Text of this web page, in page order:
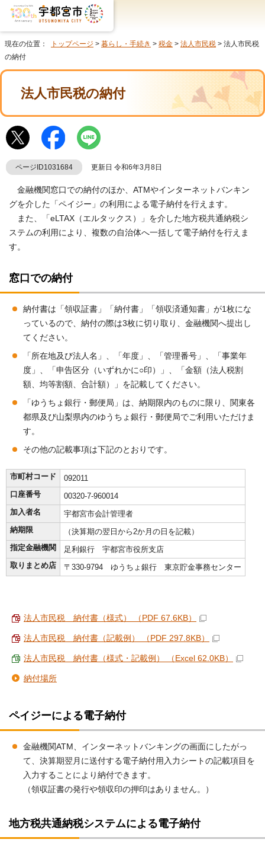
現在の位置： トップページ > 暮らし・手続き > 税金 > 法人市民税 > 法人市民税
の納付
法人市民税の納付
ページID1031684 更新日 令和6年3月8日
金融機関窓口での納付のほか、ATMやインターネットバンキン
グを介した「ペイジー」の利用による電子納付を行えます。
また、「eLTAX（エルタックス）」を介した地方税共通納税シ
ステムの利用により、複数の自治体へ一括して電子納付を行えま
す。
窓口での納付
納付書は「領収証書」「納付書」「領収済通知書」が1枚にな
っているので、納付の際は3枚に切り取り、金融機関へ提出し
てください。
「所在地及び法人名」、「年度」、「管理番号」、「事業年
度」、「申告区分（いずれかに○印）」、「金額（法人税割
額、均等割額、合計額）」を記載してください。
「ゆうちょ銀行・郵便局」は、納期限内のものに限り、関東各
都県及び山梨県内のゆうちょ銀行・郵便局でご利用いただけま
す。
その他の記載事項は下記のとおりです。
市町村コード
092011
口座番号
00320-7-960014
加入者名
宇都宮市会計管理者
納期限
（決算期の翌日から2か月の日を記載）
指定金融機関
足利銀行 宇都宮市役所支店
取りまとめ店
〒330-9794 ゆうちょ銀行 東京貯金事務センター
法人市民税 納付書（様式） （PDF 67.6KB）
法人市民税 納付書（記載例） （PDF 297.8KB）
法人市民税 納付書（様式・記載例） （Excel 62.0KB）
納付場所
ペイジーによる電子納付
金融機関ATM、インターネットバンキングの画面にしたがっ
て、決算期翌月に送付する電子納付用入力シートの記載項目を
入力することにより納付できます。
（領収証書の発行や領収印の押印はありません。）
地方税共通納税システムによる電子納付